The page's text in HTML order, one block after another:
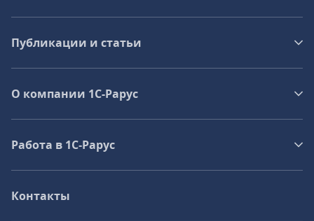
Публикации и статьи
О компании 1C-Рарус
Работа в 1С‑Рарус
Контакты